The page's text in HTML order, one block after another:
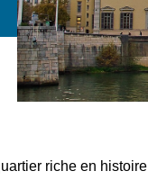
riche en histoire